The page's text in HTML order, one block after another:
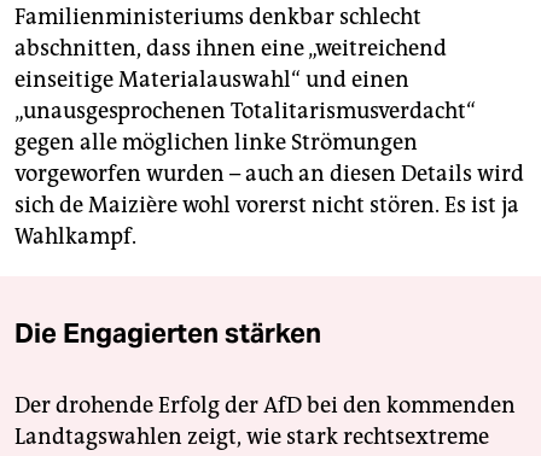
Familienministeriums denkbar schlecht
abschnitten, dass ihnen eine „weitreichend
einseitige Materialauswahl“ und einen
„unausgesprochenen Totalitarismusverdacht“
gegen alle möglichen linke Strömungen
vorgeworfen wurden – auch an diesen Details wird
sich de Maizière wohl vorerst nicht stören. Es ist ja
Wahlkampf.
Die Engagierten stärken
Der drohende Erfolg der AfD bei den kommenden
Landtagswahlen zeigt, wie stark rechtsextreme